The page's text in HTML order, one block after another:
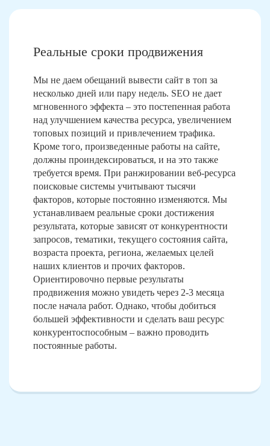
Реальные сроки продвижения
Мы не даем обещаний вывести сайт в топ за
несколько дней или пару недель. SEO не дает
мгновенного эффекта – это постепенная работа
над улучшением качества ресурса, увеличением
топовых позиций и привлечением трафика.
Кроме того, произведенные работы на сайте,
должны проиндексироваться, и на это также
требуется время. При ранжировании веб-ресурса
поисковые системы учитывают тысячи
факторов, которые постоянно изменяются. Мы
устанавливаем реальные сроки достижения
результата, которые зависят от конкурентности
запросов, тематики, текущего состояния сайта,
возраста проекта, региона, желаемых целей
наших клиентов и прочих факторов.
Ориентировочно первые результаты
продвижения можно увидеть через 2-3 месяца
после начала работ. Однако, чтобы добиться
большей эффективности и сделать ваш ресурс
конкурентоспособным – важно проводить
постоянные работы.